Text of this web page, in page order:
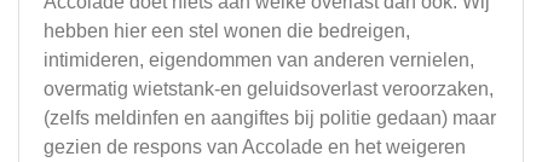
hebben hier een stel wonen die bedreigen,
intimideren, eigendommen van anderen vernielen,
overmatig wietstank-en geluidsoverlast veroorzaken,
(zelfs meldinfen en aangiftes bij politie gedaan) maar
gezien de respons van Accolade en het weigeren